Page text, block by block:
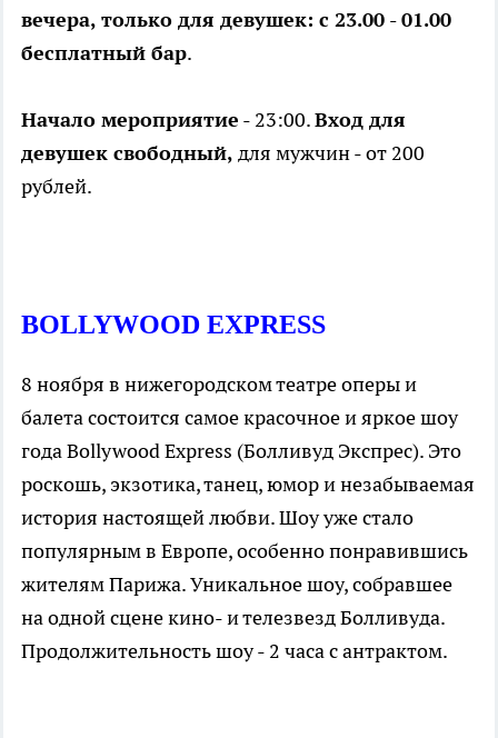
вечера, только для девушек: с 23.00 - 01.00
бесплатный бар.
Начало мероприятие - 23:00.Вход для
девушек свободный, для мужчин - от 200
рублей.
BOLLYWOOD EXPRESS
8 ноября в нижегородском театре оперы и
балета состоится самое красочное и яркое шоу
года Bollywood Express (Болливуд Экспрес). Это
роскошь, экзотика, танец, юмор и незабываемая
история настоящей любви. Шоу уже стало
популярным в Европе, особенно понравившись
жителям Парижа. Уникальное шоу, собравшее
на одной сцене кино- и телезвезд Болливуда.
Продолжительность шоу - 2 часа с антрактом.